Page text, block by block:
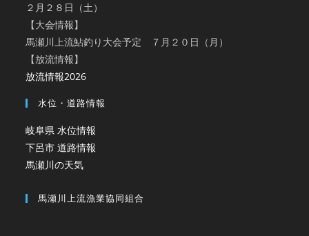
２月２８日（土）
【大会情報】
馬瀬川上流鮎釣り大会予定 ７月２０日（月）
【放流情報】
放流情報2026
水位・道路情報
岐阜県 水位情報
下呂市 道路情報
馬瀬川の天気
馬瀬川上流漁業協同組合